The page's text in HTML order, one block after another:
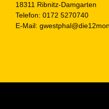
18311 Ribnitz-Damgarten
Telefon: 0172 5270740
E-Mail: